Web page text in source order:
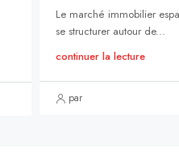
Le marché immobilier
se structurer autour de...
continuer la lecture
par